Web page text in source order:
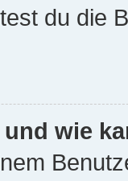
du die
wie